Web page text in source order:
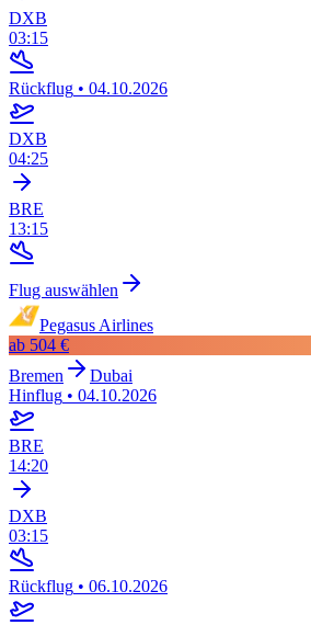
DXB
03:15
Rückflug • 04.10.2026
DXB
04:25
BRE
13:15
Flug auswählen
Pegasus Airlines
ab 504 €
Bremen
Dubai
Hinflug • 04.10.2026
BRE
14:20
DXB
03:15
Rückflug • 06.10.2026